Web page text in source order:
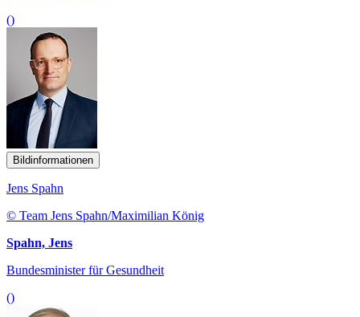
()
Bildinformationen
Jens Spahn
© Team Jens Spahn/Maximilian König
Spahn, Jens
Bundesminister für Gesundheit
()